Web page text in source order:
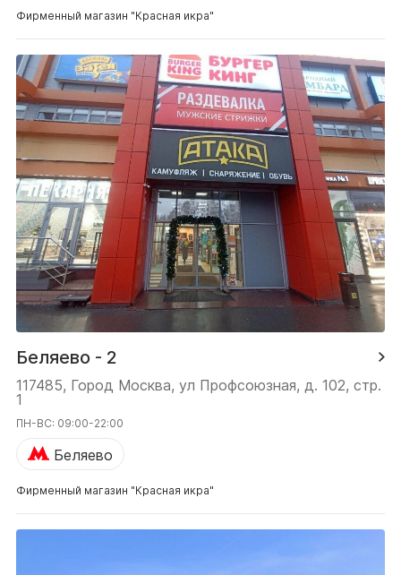
Фирменный магазин "Красная икра"
Беляево - 2
117485, Город Москва, ул Профсоюзная, д. 102, стр.
1
ПН-ВС: 09:00-22:00
Беляево
Фирменный магазин "Красная икра"